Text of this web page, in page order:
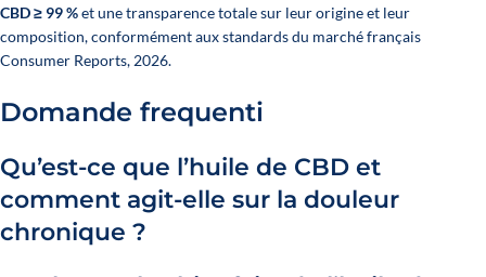
CBD ≥ 99 %et une transparence totale sur leur origine et leur
composition, conformément aux standards du marché français
Consumer Reports, 2026.
Domande frequenti
Qu’est-ce que l’huile de CBD et
comment agit-elle sur la douleur
chronique ?